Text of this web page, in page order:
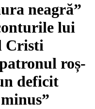
neagră”
lui
Cristi
roș-
deficit